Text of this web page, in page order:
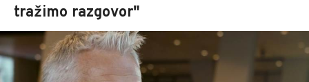
tražimo razgovor"